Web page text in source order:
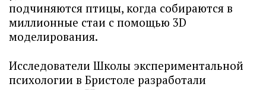
подчиняются птицы, когда собираются в
миллионные стаи с помощью 3D
моделирования.
Исследователи Школы экспериментальной
психологии в Бристоле разработали